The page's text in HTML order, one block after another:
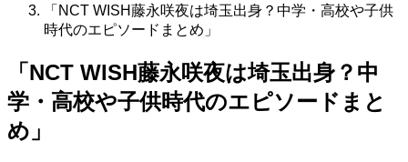
「NCT WISH藤永咲夜は埼玉出身？中学・高校や子供
時代のエピソードまとめ」
「NCT WISH藤永咲夜は埼玉出身？中
学・高校や子供時代のエピソードまと
め」